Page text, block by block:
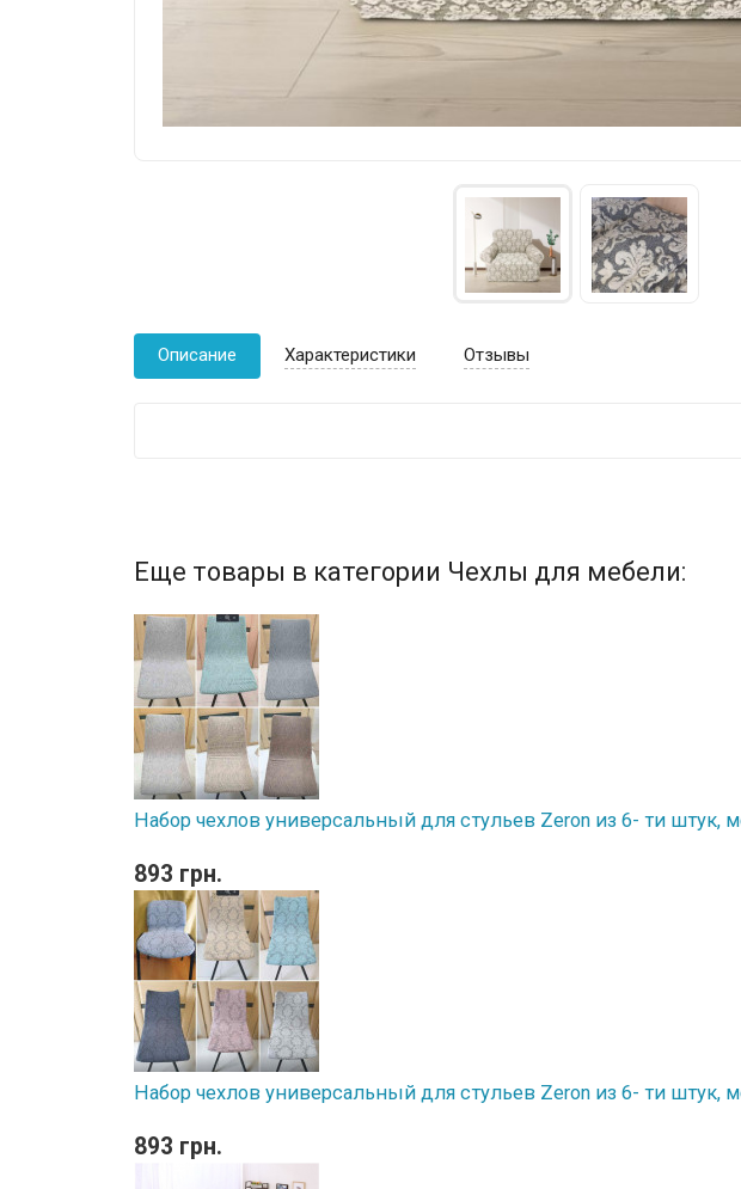
Описание Характеристики Отзывы
Еще товары в категории Чехлы для мебели:
Набор чехлов универсальный для стульев Zeron из 6- ти штук,
893 грн.
Набор чехлов универсальный для стульев Zeron из 6- ти штук,
893 грн.